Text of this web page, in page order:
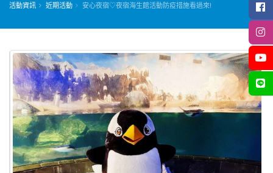
活動資訊 近期活動 安心夜宿♡夜宿海生館活動防疫措施看過來!